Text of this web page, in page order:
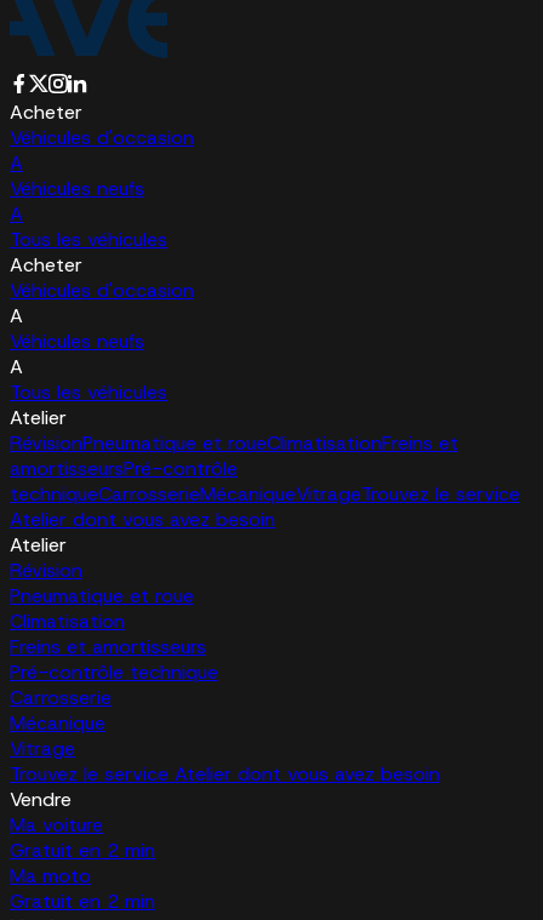
Acheter
Véhicules d'occasion
A
Véhicules neufs
A
Tous les véhicules
Acheter
Véhicules d'occasion
A
Véhicules neufs
A
Tous les véhicules
Atelier
RévisionPneumatique et roueClimatisationFreins et
amortisseursPré-contrôle
techniqueCarrosserieMécaniqueVitrageTrouvez le service
Atelier dont vous avez besoin
Atelier
Révision
Pneumatique et roue
Climatisation
Freins et amortisseurs
Pré-contrôle technique
Carrosserie
Mécanique
Vitrage
Trouvez le service Atelier dont vous avez besoin
Vendre
Ma voiture
Gratuit en 2 min
Ma moto
Gratuit en 2 min